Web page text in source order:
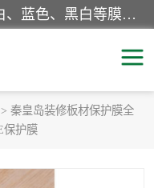
该类保护膜有复合，透明、奶白、蓝色、黑白等膜型。特高粘，高粘，中高粘，中粘，中低粘，低粘等。对于不同的粘力要求有相应的产品相适配。无胶渍残留污染。在较宽的收卷幅度下平整无皱纹，收卷长度大，利于机械化及自动化施工粘贴。为您的产品提供的表面保护解决方案。 产品广泛适用于：铝材、不锈钢、金属、塑料、电子、家电、家具、玻璃、化工材料、装饰材料等。
> 秦皇岛装修板材保护膜全
保护膜
装膜
具保护膜